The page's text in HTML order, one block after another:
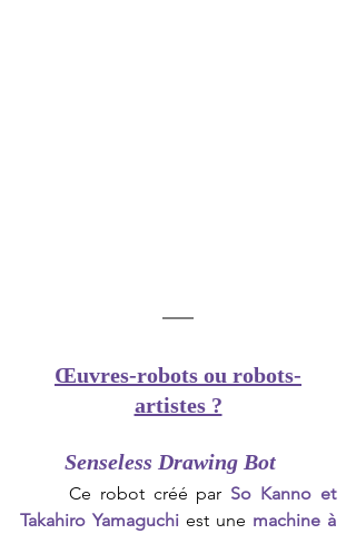
Œuvres-robots ou robots-
artistes ?
Senseless Drawing Bot
Ce robot créé par So Kanno et
Takahiro Yamaguchi est une machine à